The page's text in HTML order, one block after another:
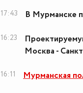
17:43 В Мурманске
16:23
Москва -
16:11 Мурманская